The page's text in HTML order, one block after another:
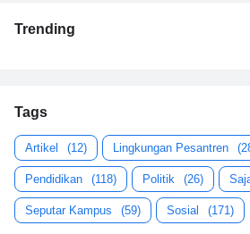
Trending
Tags
Artikel (12) Lingkungan Pesantren
Pendidikan (118) Politik (26)
Seputar Kampus (59) Sosial (171)